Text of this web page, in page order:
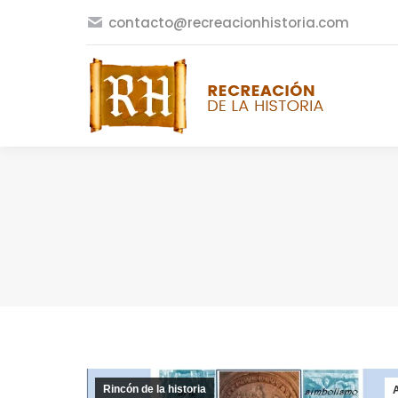
contacto@recreacionhistoria.com
Rincón de la historia